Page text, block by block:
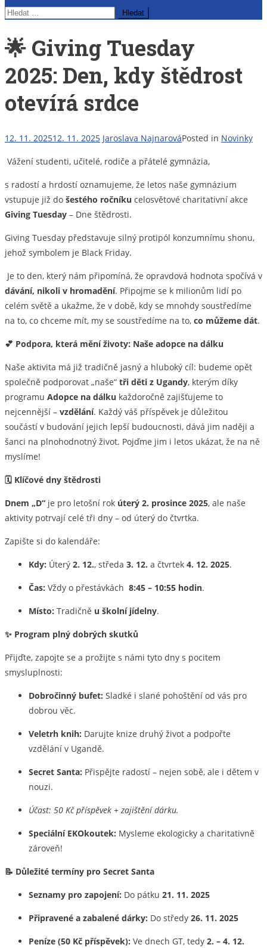
Vyhledávání
🌟 Giving Tuesday
2025: Den, kdy štědrost
otevírá srdce
12. 11. 202512. 11. 2025 Jaroslava NajnarováPosted in Novinky
Vážení studenti, učitelé, rodiče a přátelé gymnázia,
s radostí a hrdostí oznamujeme, že letos naše gymnázium
vstupuje již do šestého ročníku celosvětové charitativní akce
Giving Tuesday – Dne štědrosti.
Giving Tuesday představuje silný protipól konzumnímu shonu,
jehož symbolem je Black Friday.
Je to den, který nám připomíná, že opravdová hodnota spočívá v
dávání, nikoli v hromadění. Připojme se k milionům lidí po
celém světě a ukažme, že v době, kdy se mnohdy soustředíme
na to, co chceme mít, my se soustředíme na to, co můžeme dát.
💕 Podpora, která mění životy: Naše adopce na dálku
Naše aktivita má již tradičně jasný a hluboký cíl: budeme opět
společně podporovat „naše“ tři děti z Ugandy, kterým díky
programu Adopce na dálku každoročně zajišťujeme to
nejcennější – vzdělání. Každý váš příspěvek je důležitou
součástí v budování jejich lepší budoucnosti, dává jim naději a
šanci na plnohodnotný život. Pojďme jim i letos ukázat, že na ně
myslíme!
🗓️ Klíčové dny štědrosti
Dnem „D“ je pro letošní rok úterý 2. prosince 2025, ale naše
aktivity potrvají celé tři dny – od úterý do čtvrtka.
Zapište si do kalendáře:
Kdy: Úterý 2. 12., středa 3. 12. a čtvrtek 4. 12. 2025.
Čas: Vždy o přestávkách 8:45 – 10:55 hodin.
Místo: Tradičně u školní jídelny.
✨ Program plný dobrých skutků
Přijďte, zapojte se a prožijte s námi tyto dny s pocitem
smysluplnosti:
Dobročinný bufet: Sladké i slané pohoštění od vás pro
dobrou věc.
Veletrh knih: Darujte knize druhý život a podpořte
vzdělání v Ugandě.
Secret Santa: Přispějte radostí – nejen sobě, ale i dětem v
nouzi.
Účast: 50 Kč příspěvek + zajištění dárku.
Speciální EKOkoutek: Mysleme ekologicky a charitativně
zároveň!
📝 Důležité termíny pro Secret Santa
Seznamy pro zapojení: Do pátku 21. 11. 2025
Připravené a zabalené dárky: Do středy 26. 11. 2025
Peníze (50 Kč příspěvek): Ve dnech GT, tedy 2. – 4. 12.